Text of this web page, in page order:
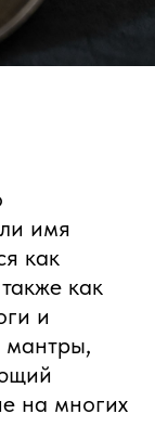
имя
как
как
и
мантры,
на многих